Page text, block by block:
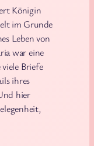
Königin
im Grunde
Leben von
war eine
Briefe
ihres
hier